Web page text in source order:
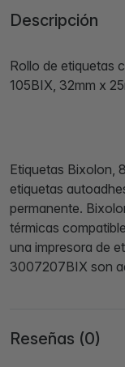
Descripción
Rollo de etiquetas
105BIX, 32mm x
Etiquetas Bixolon,
etiquetas
permanente.
térmicas
una impresora de
3007207BIX son
Reseñas (0)